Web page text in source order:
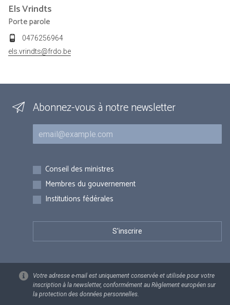
ElsVrindts
Porte parole
0476256964
els.vrindts@frdo.be
Abonnez-vous à notre newsletter
Courriel
Inscriptions
Conseil des ministres
Membres du gouvernement
Institutions fédérales
Votre adresse e-mail est uniquement conservée et utilisée pour votre
inscription à la newsletter, conformément au Règlement européen sur
la protection des données personnelles.